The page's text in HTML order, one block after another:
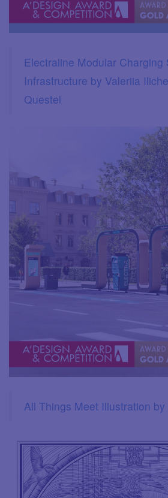
Electraline Modular Charging
Infrastructure by Valeriia
Questel
All Things Meet Illustration